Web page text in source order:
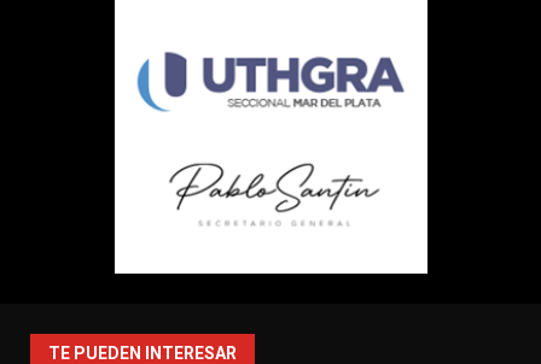
TE PUEDEN INTERESAR